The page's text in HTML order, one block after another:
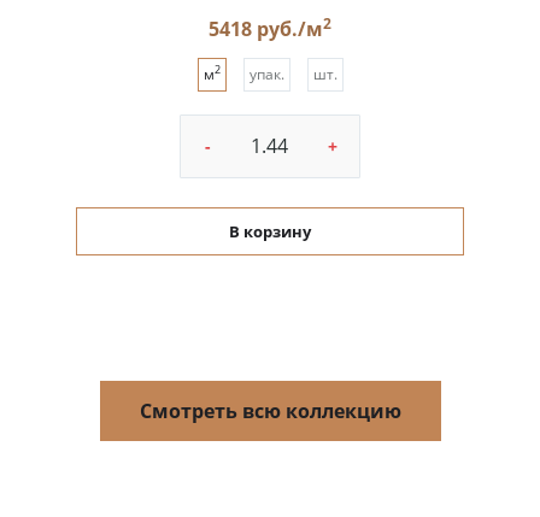
5418 руб./м2
м2 упак. шт.
- +
В корзину
Смотреть всю коллекцию